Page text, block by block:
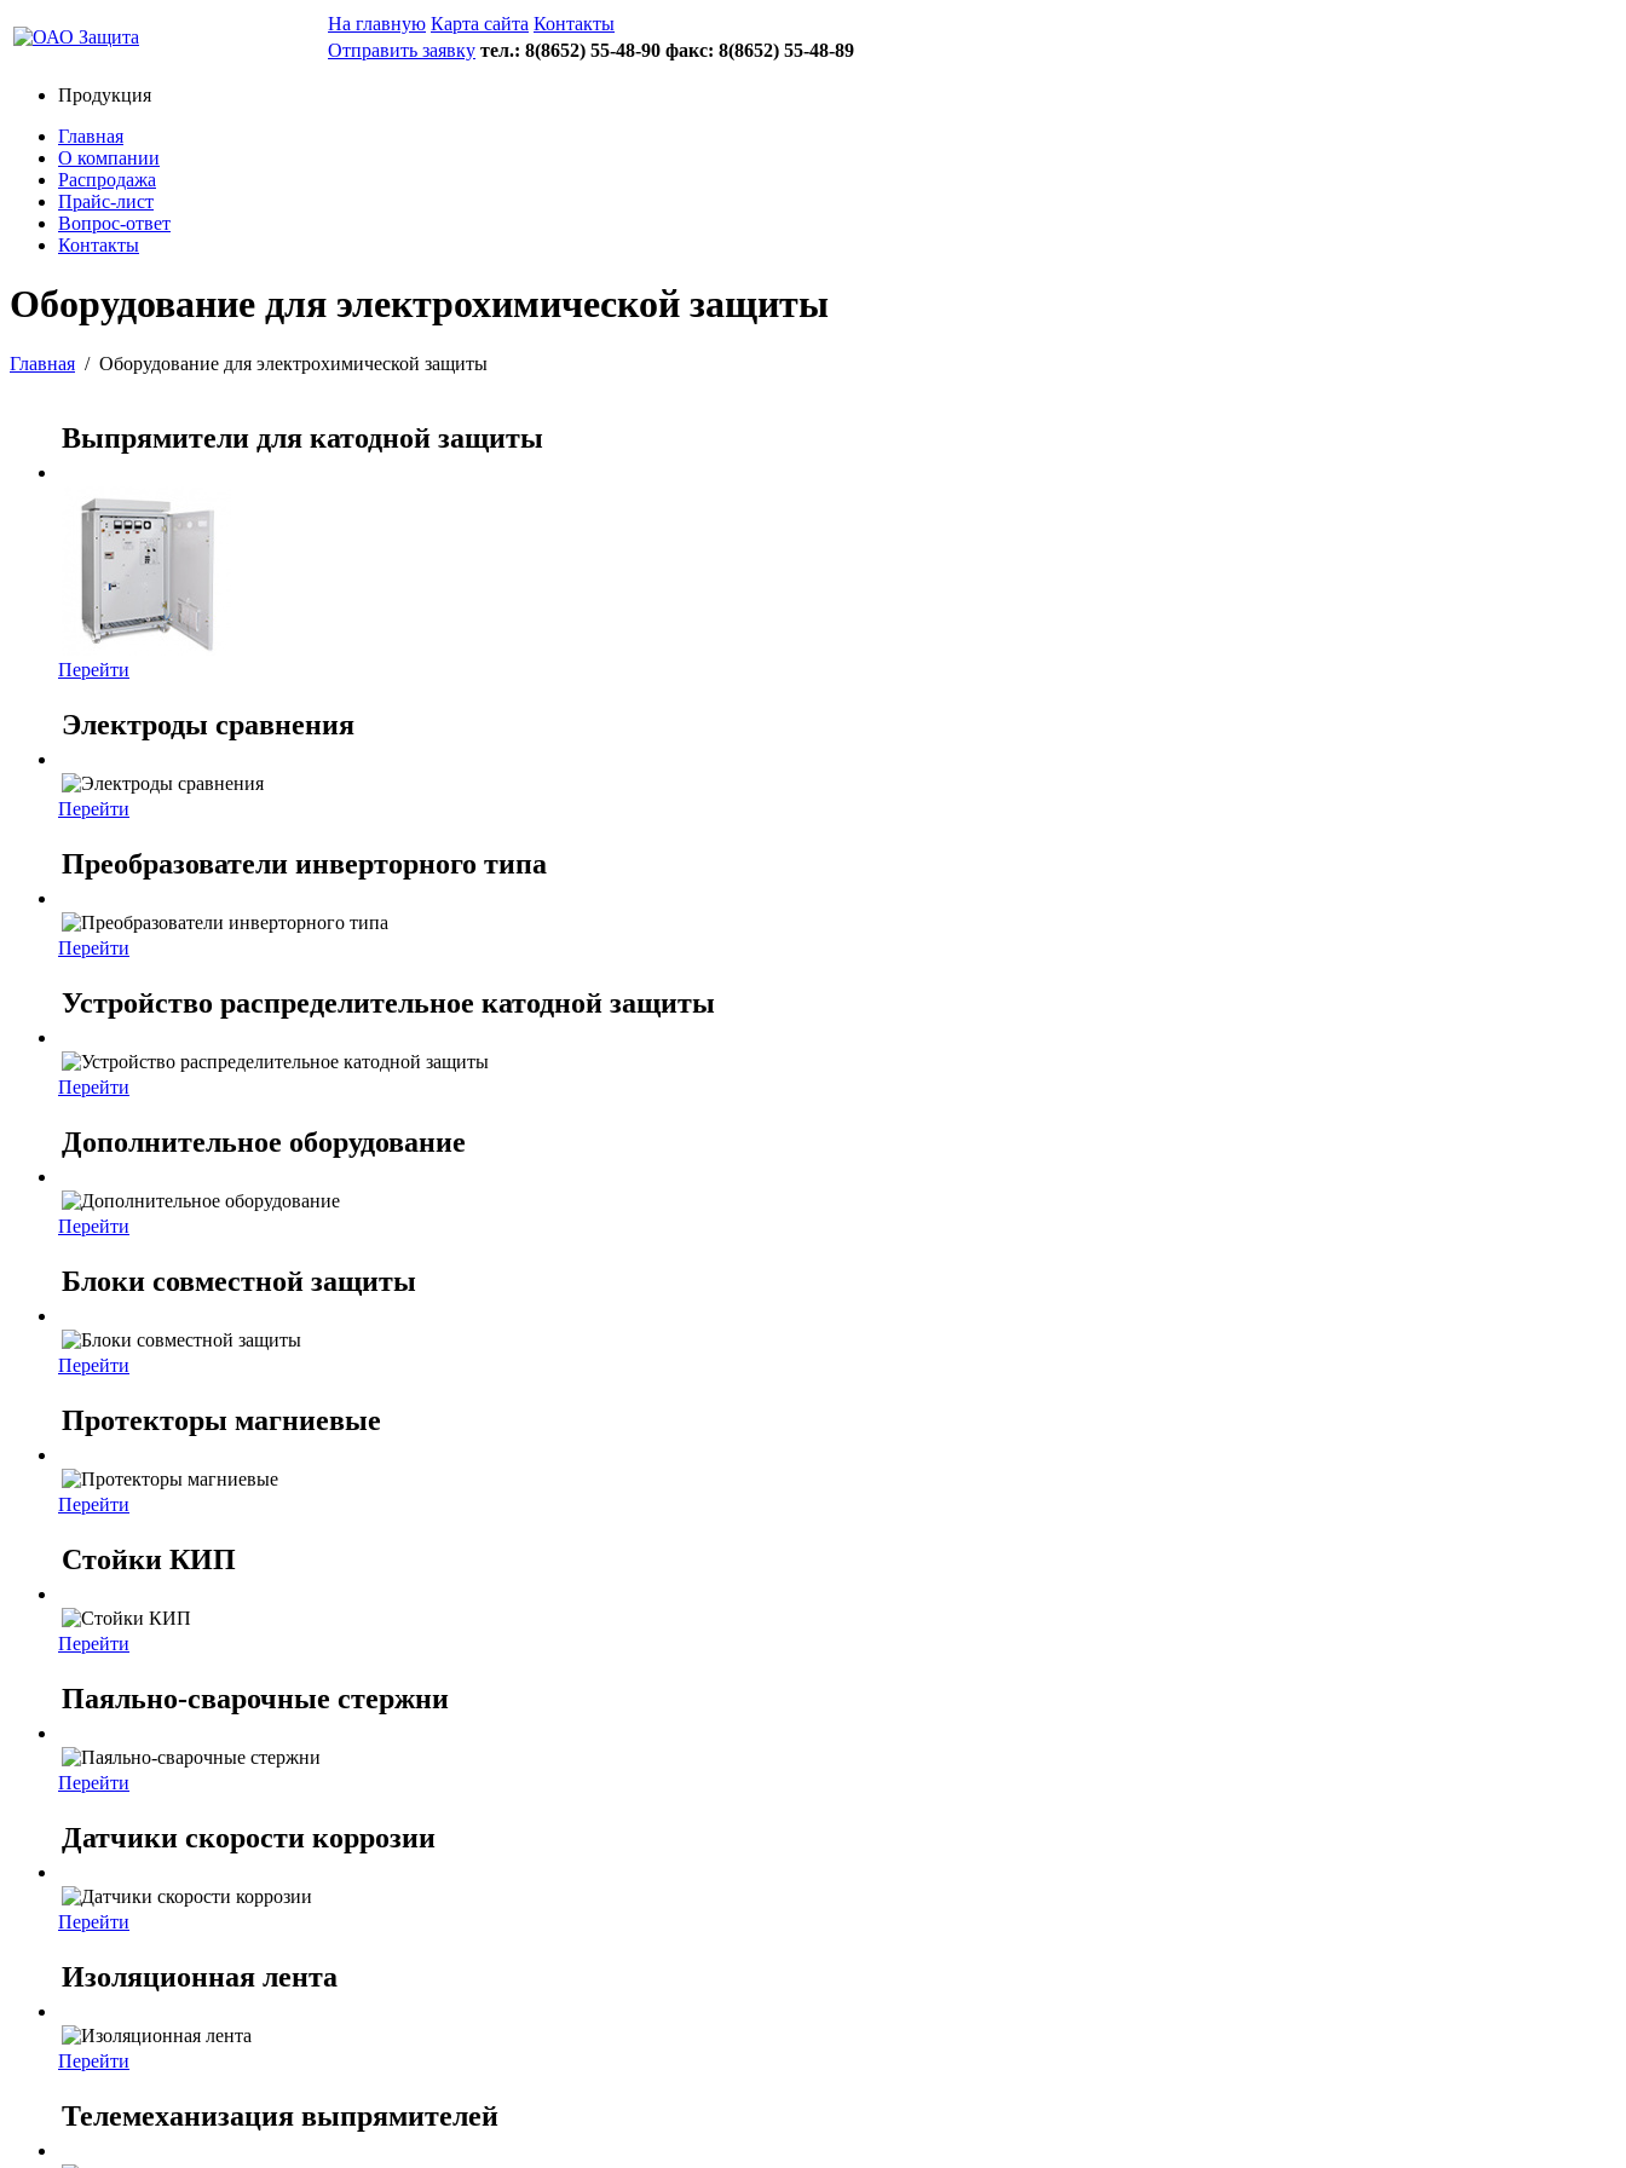
На главную Карта сайта Контакты
Отправить заявку тел.: 8(8652) 55-48-90 факс: 8(8652) 55-48-89
Продукция
Главная
О компании
Распродажа
Прайс-лист
Вопрос-ответ
Контакты
Оборудование для электрохимической защиты
Главная / Оборудование для электрохимической защиты
Выпрямители для катодной защиты
Перейти
Электроды сравнения
Перейти
Преобразователи инверторного типа
Перейти
Устройство распределительное катодной защиты
Перейти
Дополнительное оборудование
Перейти
Блоки совместной защиты
Перейти
Протекторы магниевые
Перейти
Стойки КИП
Перейти
Паяльно-сварочные стержни
Перейти
Датчики скорости коррозии
Перейти
Изоляционная лента
Перейти
Телемеханизация выпрямителей